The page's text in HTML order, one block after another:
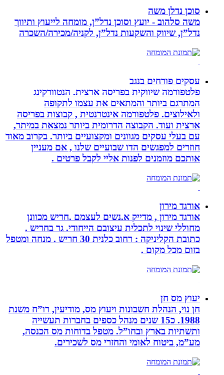
סוכן נדלן משה
משה סלהוב - יועץ וסוכן נדל”ן, מומחה לייעוץ ותיווך
נדל”ן, שיווק והשקעות נדל”ן, לקניה/מכירה/השכרה
עסקים פורחים בנגב
פלטפורמה שיווקית בפריסה ארצית. הנטוורקינג
המתרגם ביותר והמתאים את עצמו לתקופה
ולאילוצים. פלטפורמה אינטרנטית , קבוצות בפריסה
ארצית ועוד. הקבוצה הדרומית ביותר נמצאת במיתר,
עם בעלי עסקים מגוונים ומקצועיים ביותר. בקרוב מאוד
חוזרים למפגשים הדו שבועיים שלנו , אם מעניין
אותכם מוזמנים לפנות אליי לקבל פרטים .
אורגד מירון
אורגד מירון , מדייק א.נשים לעצמם .חריש מכוונן
מחוללי שינוי לתכלית עיצובם הייחודי. גר בחריש .
כתובת הקליניקה : רחוב כלנית 30 חריש . מנחה ומטפל
בזום מכל מקום .
יעוץ מס חן
חן נוי, הנהלת חשבונות ויעוץ מס, מודיעין, רו”ח משנת
1988. כ15 שנים מנהל כספים בחברות תעשייה
ותשתיות בארץ ובחו”ל. מטפל בדוחות מס הכנסה,
מע”מ, ביטוח לאומי והחזרי מס לשכירים.